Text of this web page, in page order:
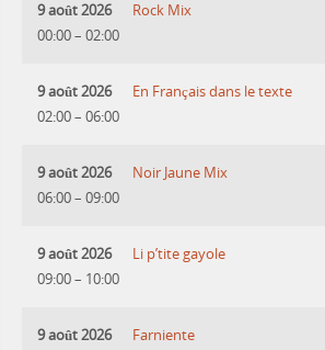
9 août 2026
00:00– 02:00
Rock Mix
9 août 2026
02:00– 06:00
En Français dans le texte
9 août 2026
06:00– 09:00
Noir Jaune Mix
9 août 2026
09:00– 10:00
Li p’tite gayole
9 août 2026
Farniente